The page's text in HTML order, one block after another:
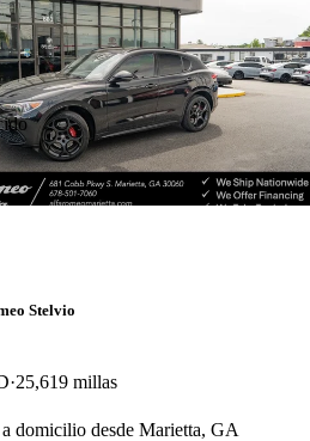
Stelvio
25,619 millas
domicilio desde Marietta, GA